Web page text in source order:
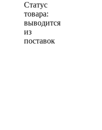
Статус
товара:
выводится
из
поставок